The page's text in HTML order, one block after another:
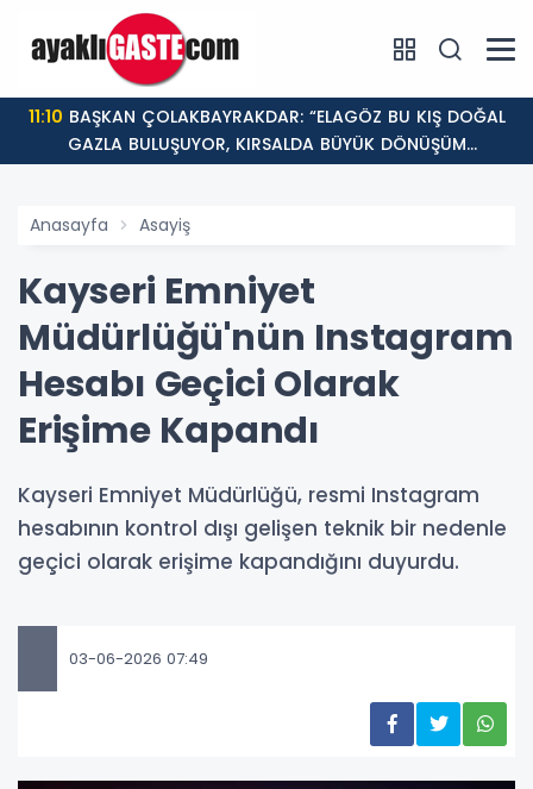
11:10
GAZLA BULUŞUYOR, KIRSALDA BÜYÜK DÖNÜŞÜM
BAŞLIYOR!”
Anasayfa Asayiş
Kayseri Emniyet
Müdürlüğü'nün Instagram
Hesabı Geçici Olarak
Erişime Kapandı
Kayseri Emniyet Müdürlüğü, resmi Instagram
hesabının kontrol dışı gelişen teknik bir nedenle
geçici olarak erişime kapandığını duyurdu.
03-06-2026 07:49